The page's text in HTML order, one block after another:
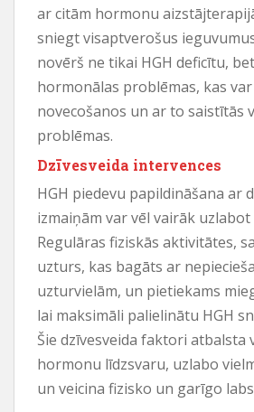
ar citām hormonu
sniegt visaptverošus
novērš ne tikai HGH deficītu,
hormonālas problēmas, kas
novecošanos un ar to saistītās
problēmas.
Dzīvesveida intervences
HGH piedevu papildināšana ar
izmaiņām var vēl vairāk
Regulāras fiziskās aktivitātes,
uzturs, kas bagāts ar
uzturvielām, un pietiekams
lai maksimāli palielinātu HGH
Šie dzīvesveida faktori atbalsta
hormonu līdzsvaru, uzlabo
un veicina fizisko un garīgo